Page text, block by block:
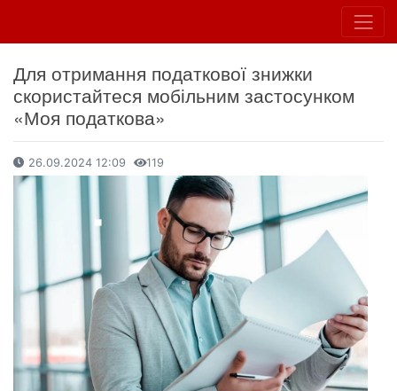
Для отримання податкової знижки
скористайтеся мобільним застосунком
«Моя податкова»
26.09.2024 12:09 119